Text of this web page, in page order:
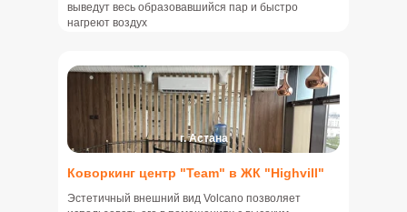
выведут весь образовавшийся пар и быстро
нагреют воздух
Коворкинг центр "Team" в ЖК "Highvill"
Эстетичный внешний вид Volcano позволяет
г. Астана